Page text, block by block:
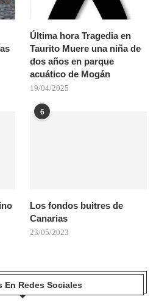
Última hora Tragedia en
Taurito Muere una niña de
dos años en parque
acuático de Mogán
19/04/2025
6
Los fondos buitres de
Canarias
23/05/2023
En Redes Sociales